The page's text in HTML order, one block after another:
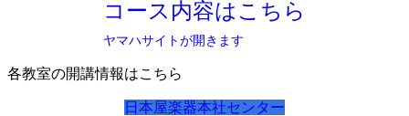
コース内容はこちら
ヤマハサイトが開きます
各教室の開講情報はこちら
日本屋楽器本社センター